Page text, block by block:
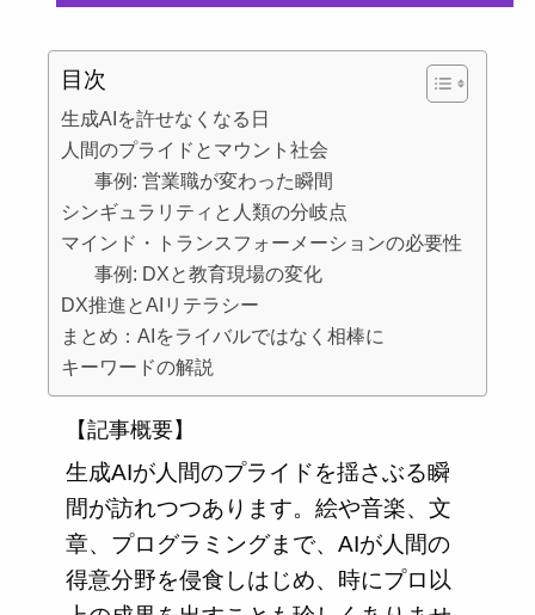
目次
生成AIを許せなくなる日
人間のプライドとマウント社会
事例: 営業職が変わった瞬間
シンギュラリティと人類の分岐点
マインド・トランスフォーメーションの必要性
事例: DXと教育現場の変化
DX推進とAIリテラシー
まとめ：AIをライバルではなく相棒に
キーワードの解説
【記事概要】
生成AIが人間のプライドを揺さぶる瞬
間が訪れつつあります。絵や音楽、文
章、プログラミングまで、AIが人間の
得意分野を侵食しはじめ、時にプロ以